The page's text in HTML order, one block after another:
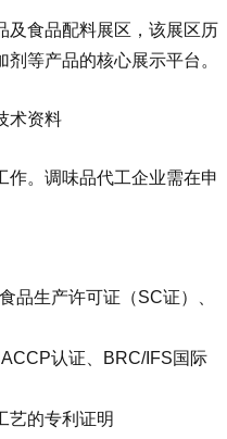
及食品配料展区，该展区历
等产品的核心展示平台。
术资料
作。调味品代工企业需在申
品生产许可证（SC证）、
认证、BRC/IFS国际
艺的专利证明